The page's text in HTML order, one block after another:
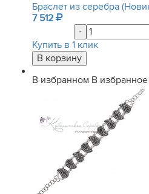
Браслет из серебра
7 512
-
Купить в 1 клик
В избранном В избранное